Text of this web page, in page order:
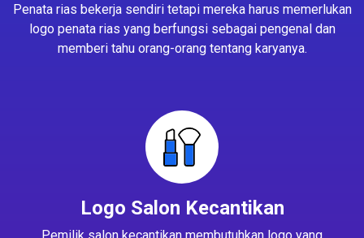
Penata rias bekerja sendiri tetapi mereka harus memerlukan
logo penata rias yang berfungsi sebagai pengenal dan
memberi tahu orang-orang tentang karyanya.
Logo Salon Kecantikan